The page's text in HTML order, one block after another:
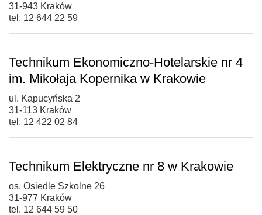
31-943 Kraków
tel. 12 644 22 59
Technikum Ekonomiczno-Hotelarskie nr 4
im. Mikołaja Kopernika w Krakowie
ul. Kapucyńska 2
31-113 Kraków
tel. 12 422 02 84
Technikum Elektryczne nr 8 w Krakowie
os. Osiedle Szkolne 26
31-977 Kraków
tel. 12 644 59 50